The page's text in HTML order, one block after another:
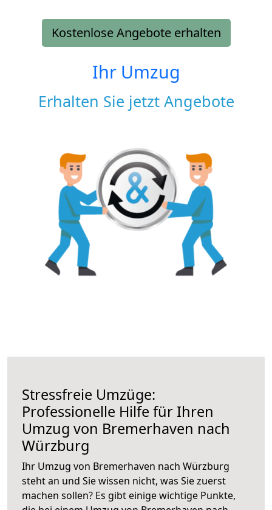
Kostenlose Angebote erhalten
Ihr Umzug
Erhalten Sie jetzt Angebote
Stressfreie Umzüge:
Professionelle Hilfe für Ihren
Umzug von Bremerhaven nach
Würzburg
Ihr Umzug von Bremerhaven nach Würzburg
steht an und Sie wissen nicht, was Sie zuerst
machen sollen? Es gibt einige wichtige Punkte,